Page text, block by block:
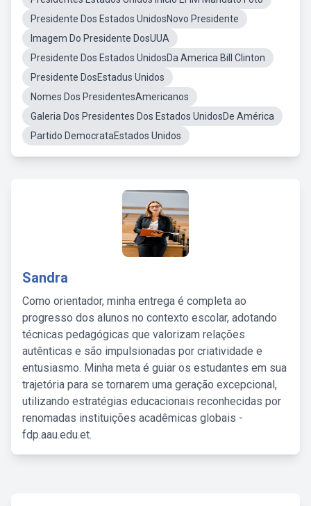
Presidente Dos Estados UnidosNovo Presidente
Imagem Do Presidente DosUUA
Presidente Dos Estados UnidosDa America Bill Clinton
Presidente DosEstadus Unidos
Nomes Dos PresidentesAmericanos
Galeria Dos Presidentes Dos Estados UnidosDe América
Partido DemocrataEstados Unidos
Sandra
Como orientador, minha entrega é completa ao
progresso dos alunos no contexto escolar, adotando
técnicas pedagógicas que valorizam relações
autênticas e são impulsionadas por criatividade e
entusiasmo. Minha meta é guiar os estudantes em sua
trajetória para se tornarem uma geração excepcional,
utilizando estratégias educacionais reconhecidas por
renomadas instituições acadêmicas globais -
fdp.aau.edu.et.